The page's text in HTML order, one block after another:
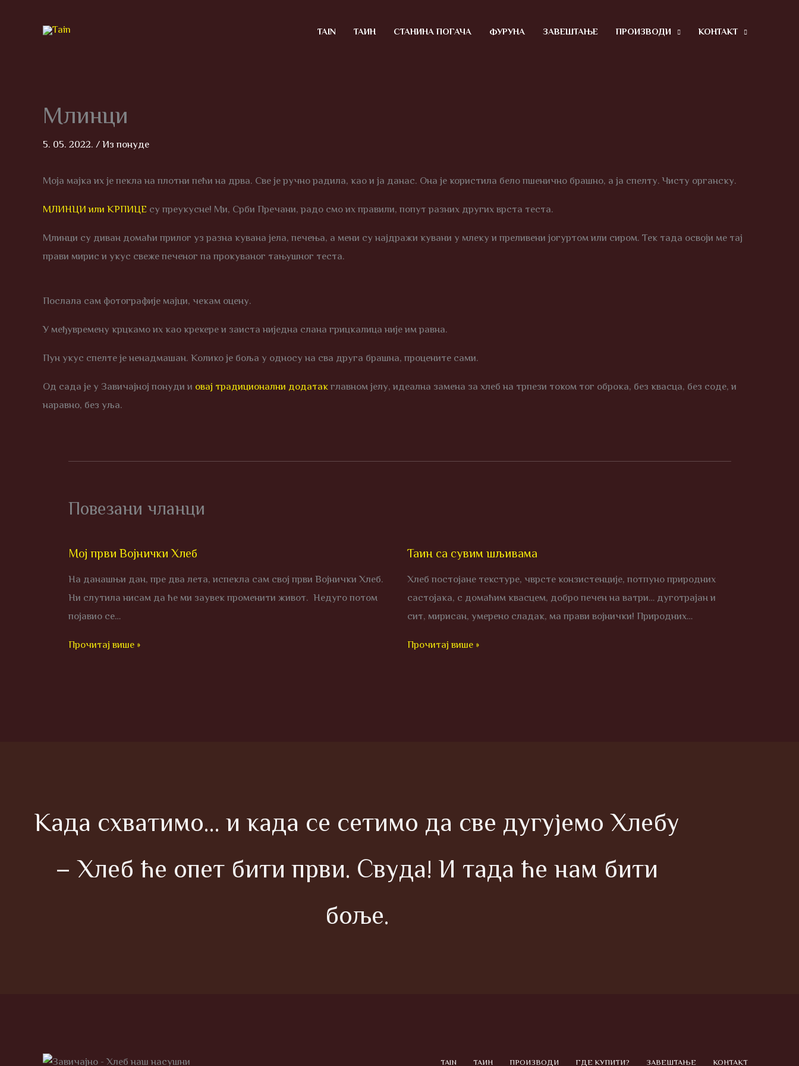
TAIN ТАИН СТАНИНА ПОГАЧА ФУРУНА ЗАВЕШТАЊЕ ПРОИЗВОДИ КОНТАКТ
Млинци
5. 05. 2022./Из понуде
Моја мајка их је пекла на плотни пећи на дрва. Све је ручно радила, као и ја данас. Она је користила бело пшенично брашно, а ја спелту. Чисту органску.
МЛИНЦИ или КРПИЦЕсу преукусне! Ми, Срби Пречани, радо смо их правили, попут разних других врста теста.
Млинци су диван домаћи прилог уз разна кувана јела, печења, а мени су најдражи кувани у млеку и преливени јогуртом или сиром. Тек тада освоји ме тај
прави мирис и укус свеже печеног па прокуваног тањушног теста.
Послала сам фотографије мајци, чекам оцену.
У међувремену крцкамо их као крекере и заиста ниједна слана грицкалица није им равна.
Пун укус спелте је ненадмашан. Колико је боља у односу на сва друга брашна, процените сами.
Од сада је у Завичајној понуди и овај традиционални додатакглавном јелу, идеална замена за хлеб на трпези током тог оброка, без квасца, без соде, и
наравно, без уља.
Повезани чланци
Мој први Војнички Хлеб
На данашњи дан, пре два лета, испекла сам свој први Војнички Хлеб.
Ни слутила нисам да ће ми заувек променити живот. Недуго потом
појавио се…
Прочитај више »
Таин са сувим шљивама
Хлеб постојане текстуре, чврсте конзистенције, потпуно природних
састојака, с домаћим квасцем, добро печен на ватри… дуготрајан и
сит, мирисан, умерено сладак, ма прави војнички! Природних…
Прочитај више »
Када схватимо… и када се сетимо да све дугујемо Хлебу
– Хлеб ће опет бити први. Свуда! И тада ће нам бити
боље.
TAIN ТАИН ПРОИЗВОДИ ГДЕ КУПИТИ? ЗАВЕШТАЊЕ КОНТАКТ